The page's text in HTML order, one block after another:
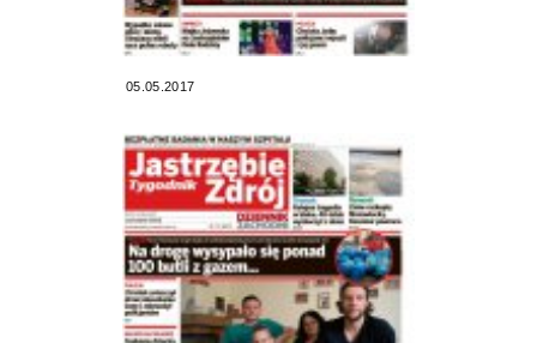
05.05.2017